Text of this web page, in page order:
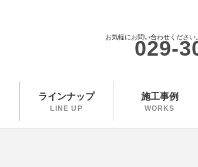
お気軽にお問い合わせください
029-
ラインナップ
LINE UP
施工事例
WORKS